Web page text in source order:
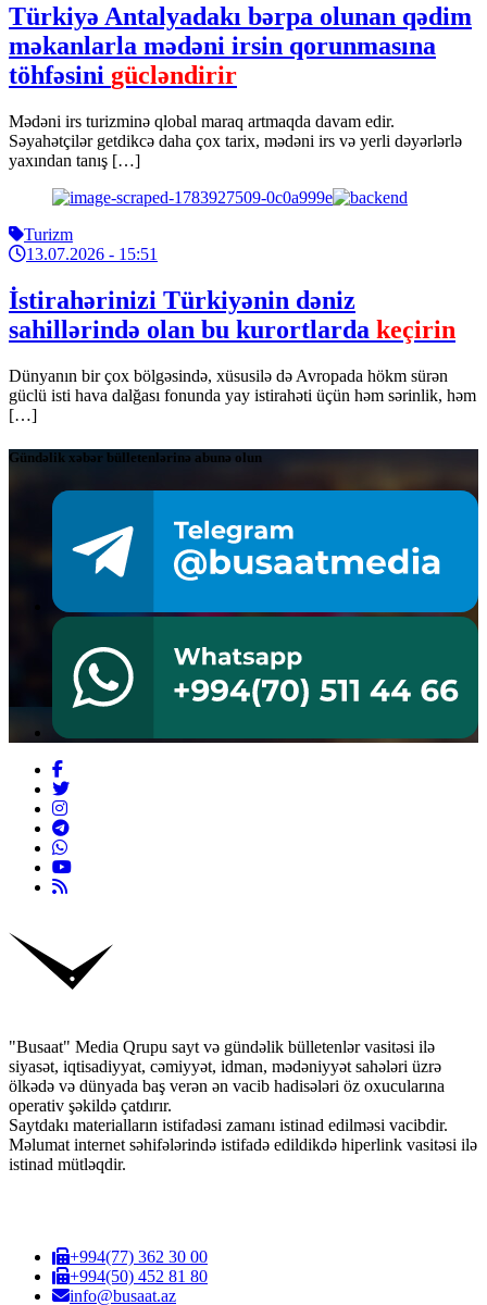
Türkiyə Antalyadakı bərpa olunan qədim
məkanlarla mədəni irsin qorunmasına
töhfəsini gücləndirir
Mədəni irs turizminə qlobal maraq artmaqda davam edir.
Səyahətçilər getdikcə daha çox tarix, mədəni irs və yerli dəyərlərlə
yaxından tanış […]
Turizm
13.07.2026 - 15:51
İstirahərinizi Türkiyənin dəniz
sahillərində olan bu kurortlarda keçirin
Dünyanın bir çox bölgəsində, xüsusilə də Avropada hökm sürən
güclü isti hava dalğası fonunda yay istirahəti üçün həm sərinlik, həm
[…]
Gündəlik xəbər bülletenlərinə abunə olun
"Busaat" Media Qrupu sayt və gündəlik bülletenlər vasitəsi ilə
siyasət, iqtisadiyyat, cəmiyyət, idman, mədəniyyət sahələri üzrə
ölkədə və dünyada baş verən ən vacib hadisələri öz oxucularına
operativ şəkildə çatdırır.
Saytdakı materialların istifadəsi zamanı istinad edilməsi vacibdir.
Məlumat internet səhifələrində istifadə edildikdə hiperlink vasitəsi ilə
istinad mütləqdir.
+994(77) 362 30 00
+994(50) 452 81 80
info@busaat.az